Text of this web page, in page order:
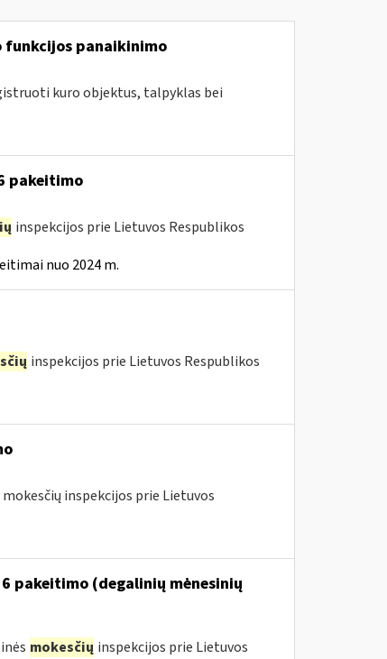
panaikinimo
kuro objektus, talpyklas bei
pakeitimo
inspekcijos prie Lietuvos Respublikos
nuo 2024 m.
inspekcijos prie Lietuvos Respublikos
inspekcijos prie Lietuvos
pakeitimo (degalinių mėnesinių
mokesčių inspekcijos prie Lietuvos